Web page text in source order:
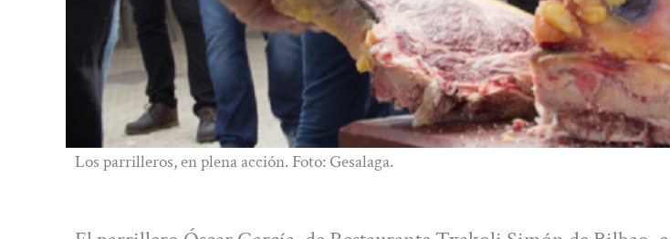
Los parrilleros, en plena acción. Foto: Gesalaga.